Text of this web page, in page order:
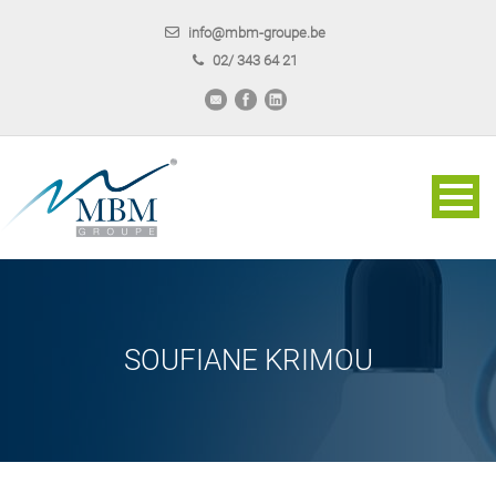
info@mbm-groupe.be
02/ 343 64 21
SOUFIANE KRIMOU